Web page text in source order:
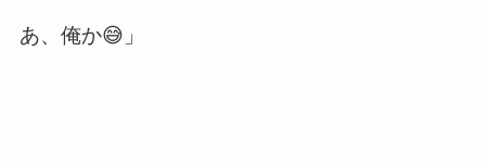
あ、俺か😅」